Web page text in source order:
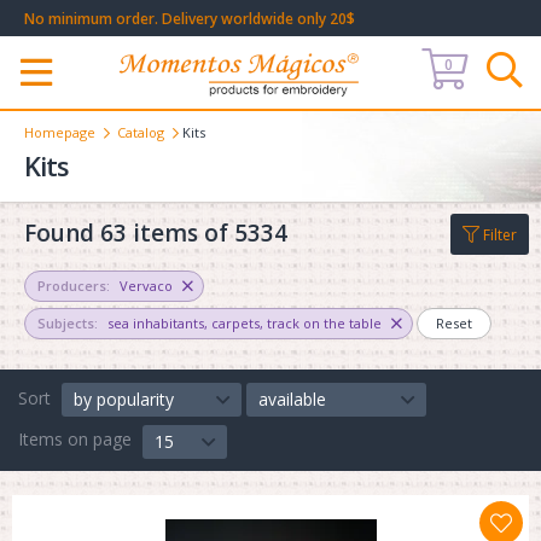
No minimum order. Delivery worldwide only 20$
Меню
0
Homepage Catalog Kits
Kits
Found 63 items of 5334
Producers: Vervaco
Subjects: sea inhabitants, carpets, track on the table Reset
Sort by popularity
available
Items on page
15
Filter